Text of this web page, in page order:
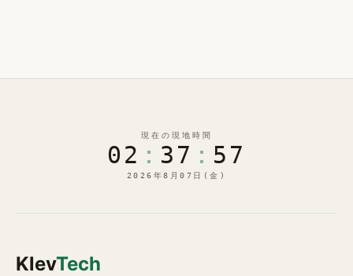
現在の現地時間
02 : 37 : 58
2026年8月07日(金)
KlevTech